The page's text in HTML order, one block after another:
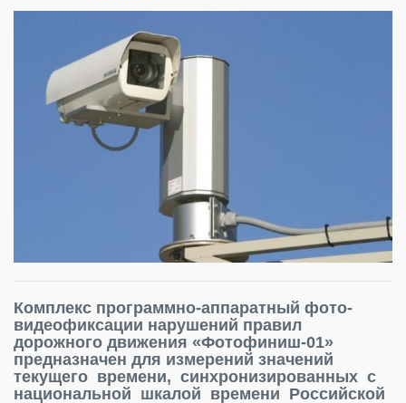
Комплекс программно-аппаратный фото-
видеофиксации нарушений правил
дорожного движения «Фотофиниш-01»
предназначен для измерений значений
текущего времени, синхронизированных с
национальной шкалой времени Российской